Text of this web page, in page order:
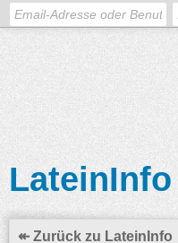
↞ Zurück zu LateinInfo